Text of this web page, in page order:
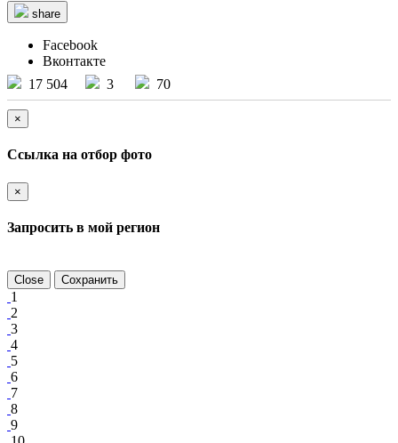
share
Facebook
Вконтакте
17 504
3 70
×
Ссылка на отбор фото
×
Запросить в мой регион
Close Сохранить
1
2
3
4
5
6
7
8
9